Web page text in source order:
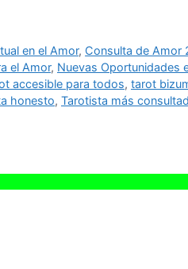
en el Amor, Consulta de Amor
el Amor, Nuevas Oportunidades
accesible para todos, tarot
honesto, Tarotista más